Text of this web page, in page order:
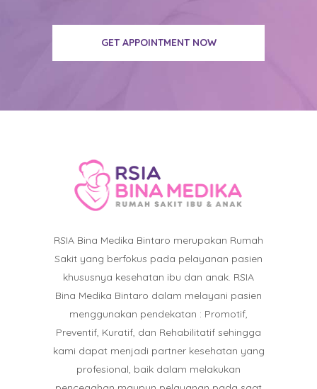
GET APPOINTMENT NOW
RSIA Bina Medika Bintaro merupakan Rumah
Sakit yang berfokus pada pelayanan pasien
khususnya kesehatan ibu dan anak. RSIA
Bina Medika Bintaro dalam melayani pasien
menggunakan pendekatan : Promotif,
Preventif, Kuratif, dan Rehabilitatif sehingga
kami dapat menjadi partner kesehatan yang
profesional, baik dalam melakukan